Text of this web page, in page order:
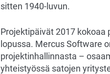
sitten 1940-luvun.
Projektipäivät 2017
lopussa. Mercus Software
projektinhallinnasta –
yhteistyössä satojen